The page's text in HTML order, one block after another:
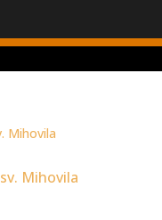
Mihovila